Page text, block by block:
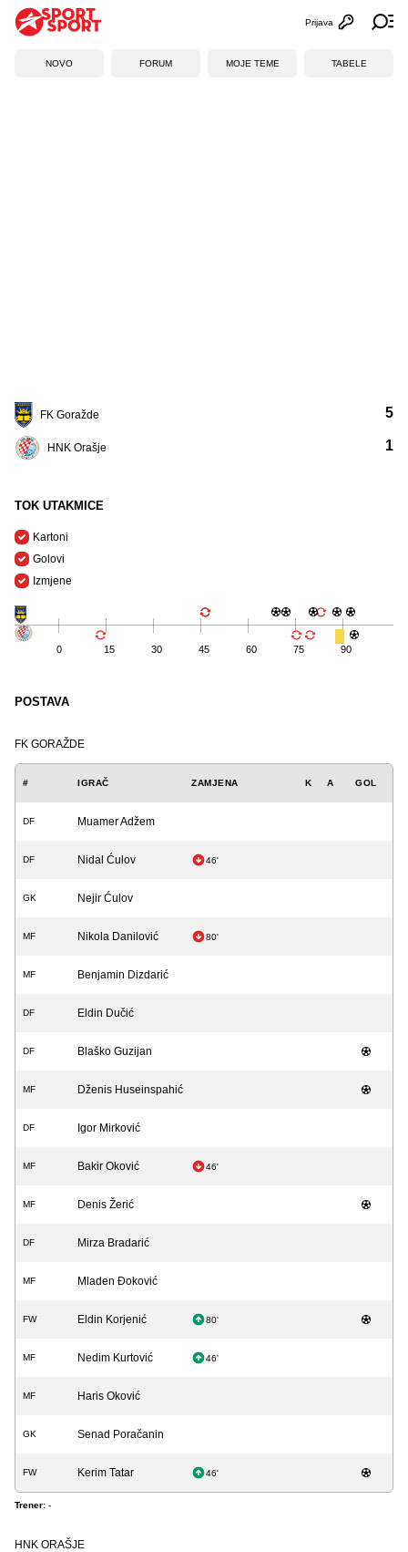
Otvori
Prijava
NOVO FORUM MOJE TEME TABELE
FK Goražde
HNK Orašje
5
1
TOK UTAKMICE
Kartoni
Golovi
Izmjene
0 15 30 45 60 75 90
POSTAVA
FK GORAŽDE
# IGRAČ ZAMJENA K A GOL
DF Muamer Adžem
DF Nidal Ćulov 46'
GK Nejir Ćulov
MF Nikola Danilović 80'
MF Benjamin Dizdarić
DF Eldin Dučić
DF Blaško Guzijan
MF Dženis Huseinspahić
DF Igor Mirković
MF Bakir Oković 46'
MF Denis Žerić
DF Mirza Bradarić
MF Mladen Đoković
FW Eldin Korjenić 80'
MF Nedim Kurtović 46'
MF Haris Oković
GK Senad Poračanin
FW Kerim Tatar 46'
Trener: -
HNK ORAŠJE